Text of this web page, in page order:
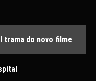
trama do novo filme